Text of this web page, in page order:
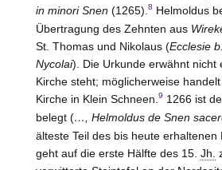
in minori Snen (1265). 8 Helmoldus
Übertragung des Zehnten aus
St. Thomas und Nikolaus (Ecclesie
Nycolai). Die Urkunde erwähnt nicht
Kirche steht; möglicherweise
Kirche in Klein Schneen. 9 1266 ist
belegt (…, Helmoldus de Snen
älteste Teil des bis heute erhaltenen
geht auf die erste Hälfte des 15. Jh.